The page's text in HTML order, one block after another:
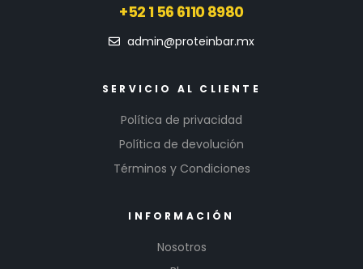
+52 1 56 6110 8980
admin@proteinbar.mx
SERVICIO AL CLIENTE
Política de privacidad
Política de devolución
Términos y Condiciones
INFORMACIÓN
Nosotros